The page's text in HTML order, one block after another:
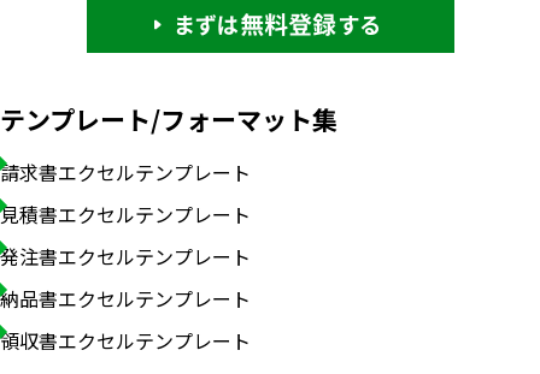
テンプレート/フォーマット集
請求書エクセルテンプレート
見積書エクセルテンプレート
発注書エクセルテンプレート
納品書エクセルテンプレート
領収書エクセルテンプレート